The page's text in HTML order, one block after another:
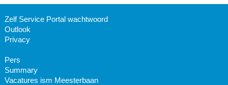
Zelf Service Portal wachtwoord
Outlook
Privacy
Pers
Summary
Vacatures ism Meesterbaan